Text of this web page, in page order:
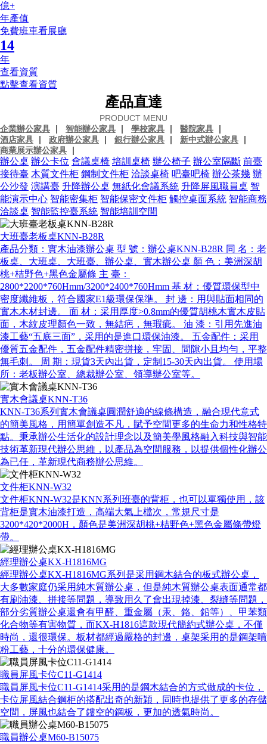
億+
年產值
免費班車看展廳
14
年
查看資質
點擊查看資質
產品直達
PRODUCT MENU
企業辦公家具 智能辦公家具 學校家具
醫院家具
酒店家具
政府辦公家具 銀行辦公家具
新中式辦公家具
商業展示辦公家具
辦公桌 辦公卡位 會議桌椅 培訓桌椅 辦公椅子 辦公室隔斷 前臺
接待臺 木質文件柜 鋼制文件柜 洽談桌椅 吧臺吧椅 辦公茶幾 辦
公沙發 演講臺 升降辦公桌 無紙化會議系統 升降屏風職員桌 智
能演示中心 智能密集柜 智能保密文件柜 觸控桌面系統 智能商務
洽談桌 智能監控臺系統 智能培訓空間
大班臺老板桌KNN-B28R
產品分類：實木油漆辦公桌 型 號：辦公桌KNN-B28R 同 名：老
板桌、大班桌、大班臺、辦公桌、實木辦公桌 顏 色：美洲深胡
桃+桔野色+黑色金屬條 主 臺：
2800*2200*760Hmm/3200*2400*760Hmm 基 材：優質環保型中
密度纖維板，符合國家E1級環保保準。 封 邊：用與貼面相同的
實木木材封邊。 面 材：采用厚度>0.8mm的優質胡桃木實木皮貼
面，木紋皮理顏色一致，無結疤，無瑕疵。 油 漆：引用先進油
漆工藝“五底三面”，采用的是進口環保油漆。 五金配件：采用
優質五金配件，五金配件精密拼接，牢固、間隙小且均勻，平整
無毛刺。 周 期：現貨3天內出貨，定制15-30天內出貨。 使用場
所：老板辦公室、總裁辦公室、領導辦公室等。
實木會議桌KNN-T36
KNN-T36系列實木會議桌圓潤舒適的線條構造，融合現代意式
的簡美風格，用簡單創造不凡，賦予空間更多的生命力和性格特
點。秉承辦公生活化的設計理念以及簡美學風格融入科技與智能
技術革新現代辦公思維，以產品為空間服務，以提供個性化辦公
為已任，革新現代商務辦公思維。
文件柜KNN-W32
文件柜KNN-W32是KNN系列班臺的背柜，也可以單獨使用，該
背柜是實木油漆打造，高端大氣上檔次，常規尺寸是
3200*420*2000H，顏色是美洲深胡桃+桔野色+黑色金屬條帶燈
帶。
經理辦公桌KX-H1816MG
經理辦公桌KX-H1816MG系列是采用鋼木結合的板式辦公桌，
大多數家庭仍采用純木質辦公桌，但是純木質辦公桌表面通常都
有刷油漆、拼接等問題，導致用久了會出現掉漆、裂縫等問題，
部分劣質辦公桌還會有甲醛、重金屬（汞、鉻、鉛等）、甲苯類
化合物等有害物質，而KX-H1816這款現代簡約式辦公桌，不僅
時尚，還很環保。板材都經過嚴格的封邊，桌架采用的是鋼架噴
粉工藝，十分的環保健康。
職員屏風卡位C11-G1414
職員屏風卡位C11-G1414采用的是鋼木結合的方式做成的卡位，
卡位屏風結合鋼柜的搭配出奇的新穎，同時也提供了更多的存儲
空間，屏風也結合了鏤空的鋼板，更加的透氣時尚。
職員辦公桌M60-B15075